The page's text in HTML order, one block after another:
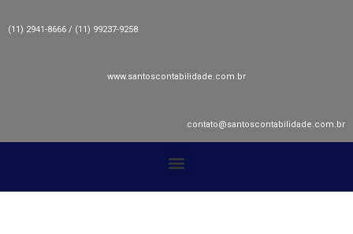
(11) 2941-8666 / (11) 99237-9258
www.santoscontabilidade.com.br
contato@santoscontabilidade.com.br